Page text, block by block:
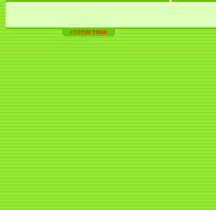
статистика